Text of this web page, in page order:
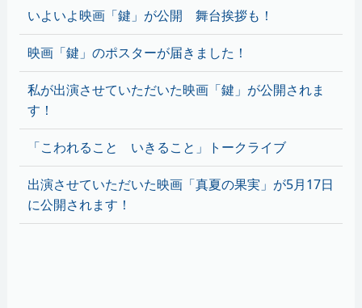
いよいよ映画「鍵」が公開 舞台挨拶も！
映画「鍵」のポスターが届きました！
私が出演させていただいた映画「鍵」が公開されま
す！
「こわれること いきること」トークライブ
出演させていただいた映画「真夏の果実」が5月17日
に公開されます！